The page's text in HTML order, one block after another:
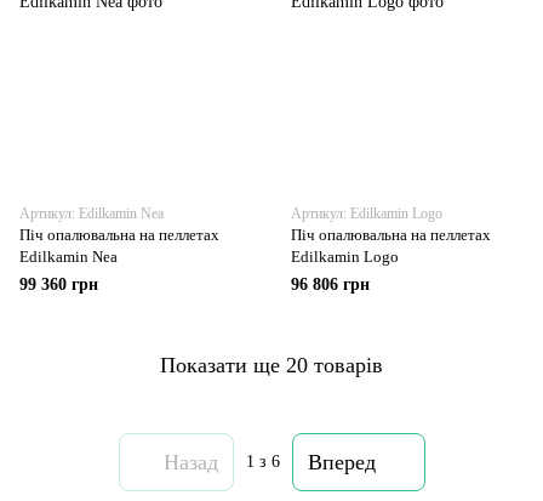
Артикул: Edilkamin Nea
Піч опалювальна на пеллетах
Edilkamin Nea
99 360 грн
Артикул: Edilkamin Logo
Піч опалювальна на пеллетах
Edilkamin Logo
96 806 грн
Показати ще 20 товарів
Назад 1 з 6 Вперед